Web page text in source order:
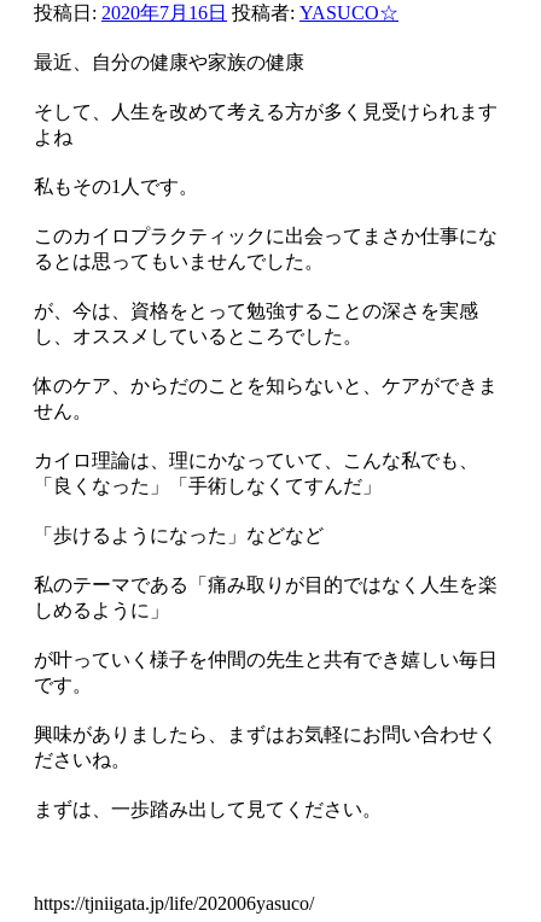
投稿日: 2020年7月16日 投稿者: YASUCO☆
最近、自分の健康や家族の健康
そして、人生を改めて考える方が多く見受けられます
よね
私もその1人です。
このカイロプラクティックに出会ってまさか仕事にな
るとは思ってもいませんでした。
が、今は、資格をとって勉強することの深さを実感
し、オススメしているところでした。
体のケア、からだのことを知らないと、ケアができま
せん。
カイロ理論は、理にかなっていて、こんな私でも、
「良くなった」「手術しなくてすんだ」
「歩けるようになった」などなど
私のテーマである「痛み取りが目的ではなく人生を楽
しめるように」
が叶っていく様子を仲間の先生と共有でき嬉しい毎日
です。
興味がありましたら、まずはお気軽にお問い合わせく
ださいね。
まずは、一歩踏み出して見てください。
https://tjniigata.jp/life/202006yasuco/